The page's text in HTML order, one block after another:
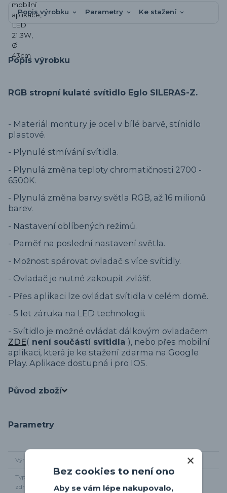
Popis výrobku Parametry Ke stažení
Popis výrobku
RGB stropní kulaté svítidlo Eglo SILERAS-Z.
- Materiál montury je ocel v bílé barvě, stínidlo
plastové.
- Plynulé stmívání svítidla.
- Plynulá změna teploty chromatičnosti 2700 -
6500K.
- Plynulá změna barvy světla RGB, až 16 milionů
barev.
- Nastavení oblíbených režimů.
- Paměť na poslední nastavení světla.
- Možnost spárovat ovladač s více svítidly.
- Ovladač je nutné zakoupit zvlášť.
- Přes aplikaci lze ovládat svítidla v celém domě.
- 5 let záruka na LED technologii.
- Svítidlo je možné ovládat dálkovým ovladačem
ZDE( není součástí svítidla ), nebo přes mobilní
aplikaci, která je ke stažení zdarma na Google
Play. Aplikace dostupná i pro IOS.
Původ zboží
Parametry
Výrobce
Typ světelného
zdroje
Bez cookies to není ono
Aby se vám lépe nakupovalo,